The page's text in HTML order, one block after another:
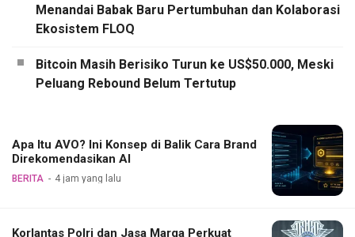
Menandai Babak Baru Pertumbuhan dan Kolaborasi
Ekosistem FLOQ
Bitcoin Masih Berisiko Turun ke US$50.000, Meski
Peluang Rebound Belum Tertutup
Apa Itu AVO? Ini Konsep di Balik Cara Brand
Direkomendasikan AI
BERITA 4 jam yang lalu
Korlantas Polri dan Jasa Marga Perkuat